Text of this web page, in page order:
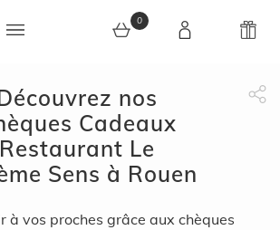
0
0 article au panier
nos
Cadeaux
Restaurant Le
Sens à Rouen
à vos proches grâce aux chèques